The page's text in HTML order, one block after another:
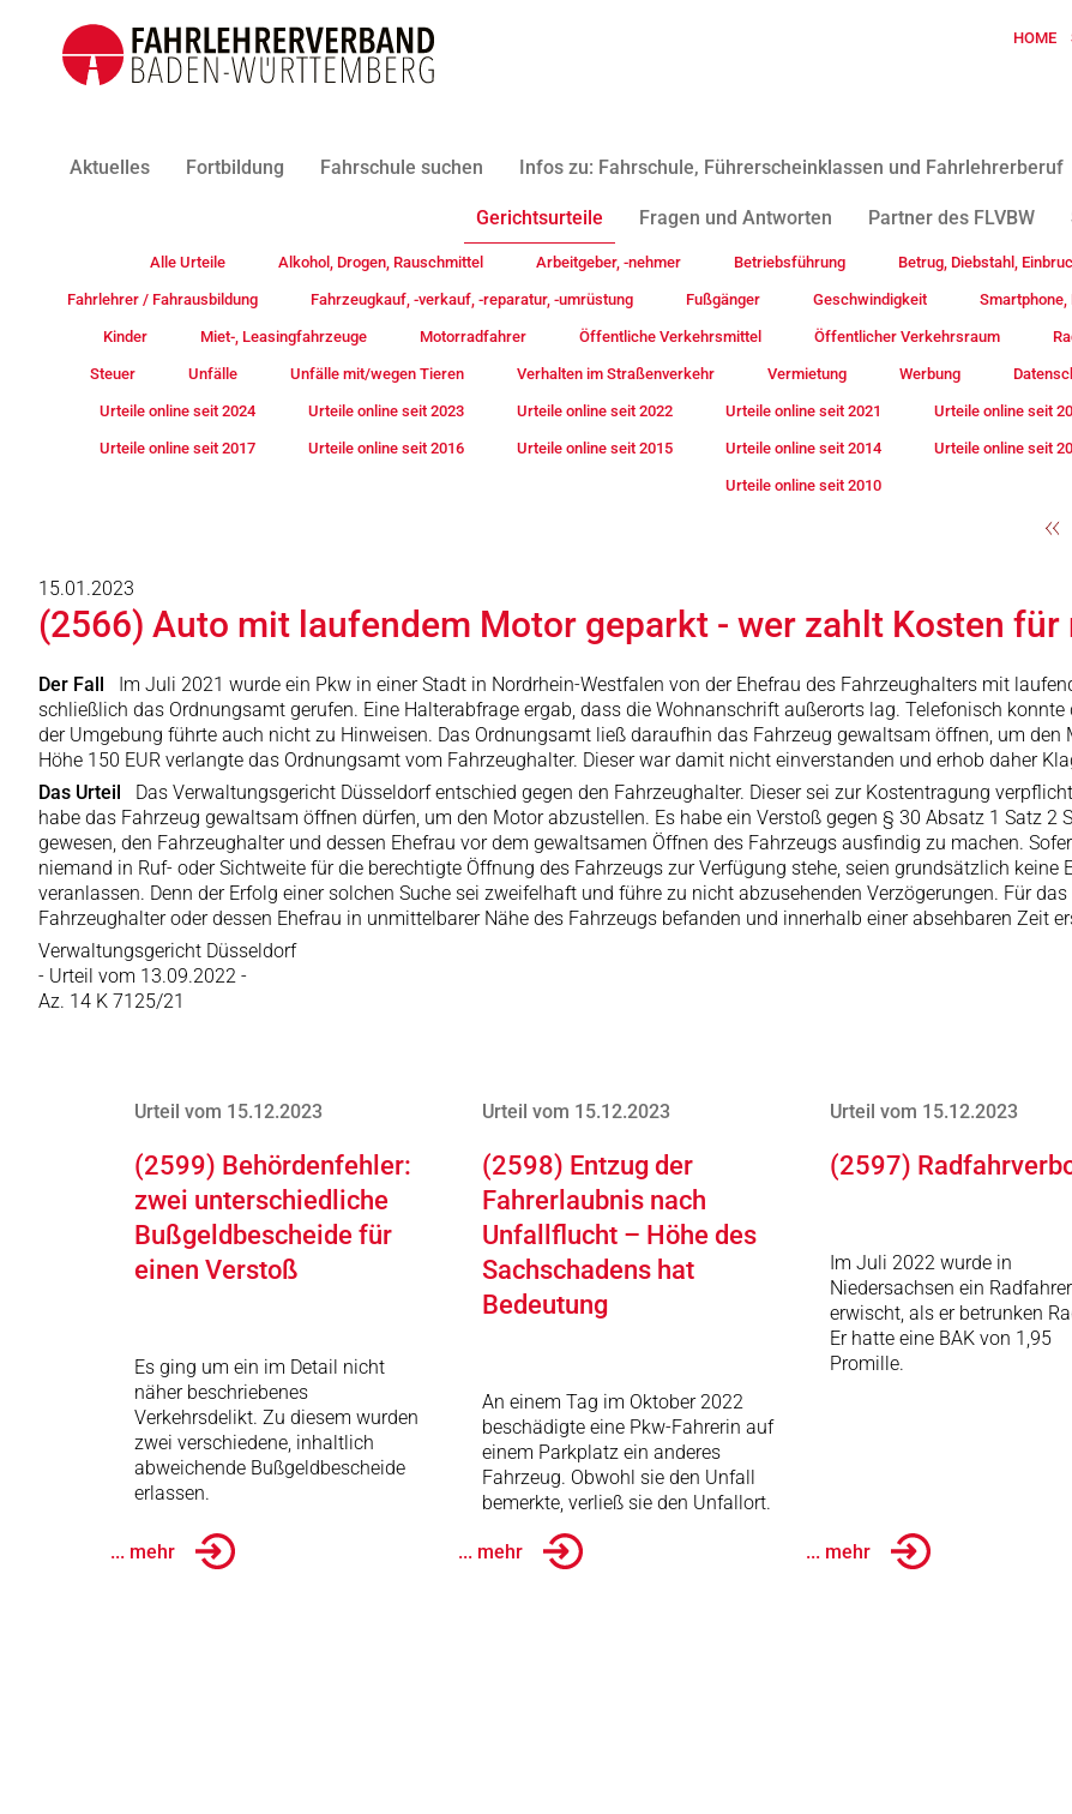
HOME
Aktuelles Fortbildung Fahrschule suchen Infos zu: Fahrschule, Führerscheinklassen und Fahrlehrerberuf
Gerichtsurteile Fragen und Antworten Partner des FLVBW
Alle Urteile Alkohol, Drogen, Rauschmittel Arbeitgeber, -nehmer Betriebsführung Betrug, Diebstahl,
Fahrlehrer / Fahrausbildung Fahrzeugkauf, -verkauf, -reparatur, -umrüstung Fußgänger Geschwindigkeit Smartphone,
Kinder Miet-, Leasingfahrzeuge Motorradfahrer Öffentliche Verkehrsmittel Öffentlicher Verkehrsraum
Steuer Unfälle Unfälle mit/wegen Tieren Verhalten im Straßenverkehr Vermietung Werbung
Urteile online seit 2024 Urteile online seit 2023 Urteile online seit 2022 Urteile online seit 2021 Urteile online seit
Urteile online seit 2017 Urteile online seit 2016 Urteile online seit 2015 Urteile online seit 2014 Urteile online seit
Urteile online seit 2010
15.01.2023
(2566) Auto mit laufendem Motor geparkt - wer zahlt Kosten
Der Fall
Im Juli 2021 wurde ein Pkw in einer Stadt in Nordrhein-Westfalen von der Ehefrau des Fahrzeughalters mit
schließlich das Ordnungsamt gerufen. Eine Halterabfrage ergab, dass die Wohnanschrift außerorts lag. Telefonisch
der Umgebung führte auch nicht zu Hinweisen. Das Ordnungsamt ließ daraufhin das Fahrzeug gewaltsam öffnen, um
Höhe 150 EUR verlangte das Ordnungsamt vom Fahrzeughalter. Dieser war damit nicht einverstanden und erhob daher
Das Urteil
Das Verwaltungsgericht Düsseldorf entschied gegen den Fahrzeughalter. Dieser sei zur Kostentragung
habe das Fahrzeug gewaltsam öffnen dürfen, um den Motor abzustellen. Es habe ein Verstoß gegen § 30 Absatz 1 Satz 2
gewesen, den Fahrzeughalter und dessen Ehefrau vor dem gewaltsamen Öffnen des Fahrzeugs ausfindig zu machen.
niemand in Ruf- oder Sichtweite für die berechtigte Öffnung des Fahrzeugs zur Verfügung stehe, seien grundsätzlich
veranlassen. Denn der Erfolg einer solchen Suche sei zweifelhaft und führe zu nicht abzusehenden Verzögerungen. Für
Fahrzeughalter oder dessen Ehefrau in unmittelbarer Nähe des Fahrzeugs befanden und innerhalb einer absehbaren Zeit
Verwaltungsgericht Düsseldorf
- Urteil vom 13.09.2022 -
Az. 14 K 7125/21
Urteil vom 15.12.2023
(2599) Behördenfehler:
zwei unterschiedliche
Bußgeldbescheide für
einen Verstoß
Es ging um ein im Detail nicht
näher beschriebenes
Verkehrsdelikt. Zu diesem wurden
zwei verschiedene, inhaltlich
abweichende Bußgeldbescheide
erlassen.
... mehr
Urteil vom 15.12.2023
(2598) Entzug der
Fahrerlaubnis nach
Unfallflucht – Höhe des
Sachschadens hat
Bedeutung
An einem Tag im Oktober 2022
beschädigte eine Pkw-Fahrerin auf
einem Parkplatz ein anderes
Fahrzeug. Obwohl sie den Unfall
bemerkte, verließ sie den Unfallort.
... mehr
Urteil vom 15.12.2023
(2597)
Im Juli 2022 wurde in
Niedersachsen ein
erwischt, als er betrunken
Er hatte eine BAK von 1,95
Promille.
... mehr